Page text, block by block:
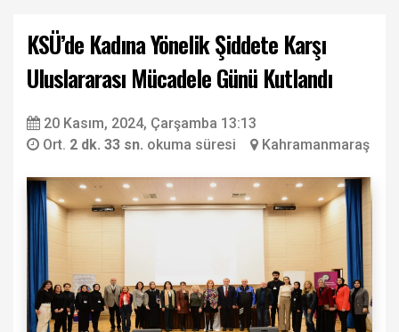
KSÜ’de Kadına Yönelik Şiddete Karşı
Uluslararası Mücadele Günü Kutlandı
20 Kasım, 2024, Çarşamba 13:13
Ort. 2 dk. 33 sn. okuma süresi Kahramanmaraş